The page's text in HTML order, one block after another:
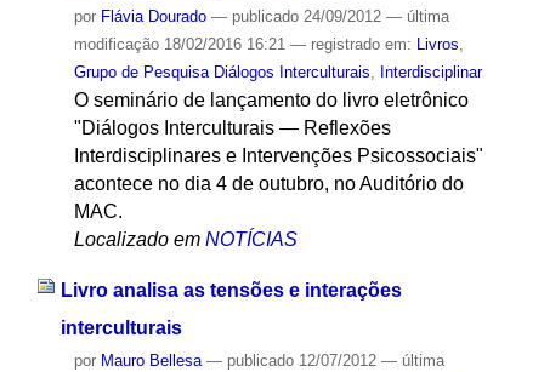
por Flávia Dourado — publicado24/09/2012 — última
modificação18/02/2016 16:21 — registrado em: Livros
Grupo de Pesquisa Diálogos Interculturais
Interdisciplinar
O seminário de lançamento do livro eletrônico
"Diálogos Interculturais — Reflexões
Interdisciplinares e Intervenções Psicossociais"
acontece no dia 4 de outubro, no Auditório do
MAC.
Localizado em NOTÍCIAS
Livro analisa as tensões e interações
interculturais
por Mauro Bellesa — publicado12/07/2012 — última